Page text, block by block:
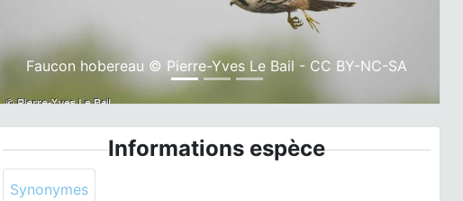
Faucon hobereau © Pierre-Yves Le Bail - CC BY-NC-SA
Informations espèce
Synonymes